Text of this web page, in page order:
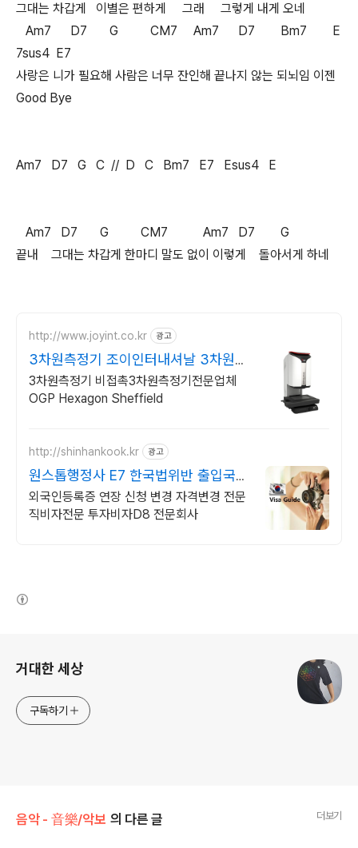
그대는 차갑게 이별은 편하게 그래 그렇게 내게 오네
Am7 D7 G CM7 Am7 D7 Bm7 E
7sus4 E7
사랑은 니가 필요해 사람은 너무 잔인해 끝나지 않는 되뇌임 이젠
Good Bye
Am7 D7 G C // D C Bm7 E7 Esus4 E
Am7 D7 G CM7 Am7 D7 G
끝내 그대는 차갑게 한마디 말도 없이 이렇게 돌아서게 하네
http://www.joyint.co.kr 광고
3차원측정기 조이인터내셔날 3차원
측정기 CMM
3차원측정기 비접촉3차원측정기전문업체
OGP Hexagon Sheffield
http://shinhankook.kr 광고
원스톱행정사 E7 한국법위반 출입국대
행
외국인등록증 연장 신청 변경 자격변경 전문
직비자전문 투자비자D8 전문회사
거대한 세상
구독하기
음악 - 音樂/악보 의 다른 글 더보기